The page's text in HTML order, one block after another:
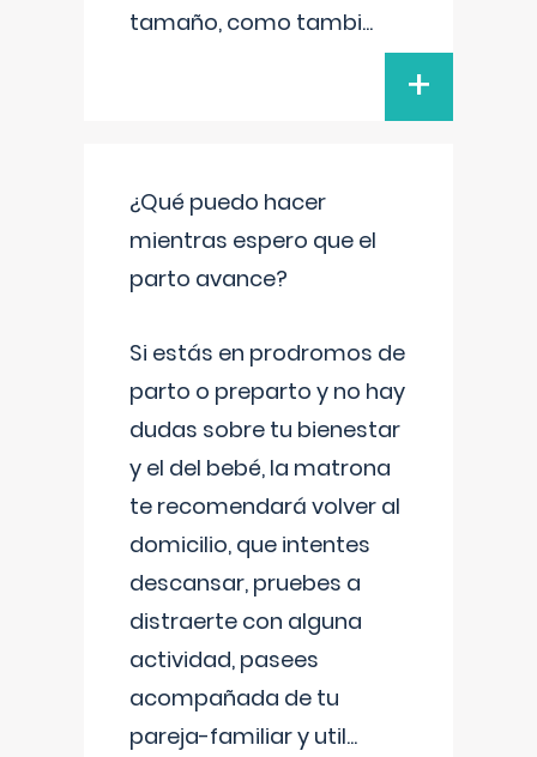
tamaño, como tambi...
+
¿Qué puedo hacer
mientras espero que el
parto avance?
Si estás en prodromos de
parto o preparto y no hay
dudas sobre tu bienestar
y el del bebé, la matrona
te recomendará volver al
domicilio, que intentes
descansar, pruebes a
distraerte con alguna
actividad, pasees
acompañada de tu
pareja-familiar y util...